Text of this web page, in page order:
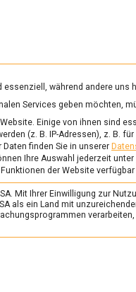
GENDARMENMARKT
während andere uns
Services geben möchten,
Einige von ihnen sind
(z. B. IP-Adressen), z. B.
finden Sie in unserer
Ihre Auswahl jederzeit unter
der Website verfügbar
Mit Ihrer Einwilligung zur
als ein Land mit
Einwilligung erteilt